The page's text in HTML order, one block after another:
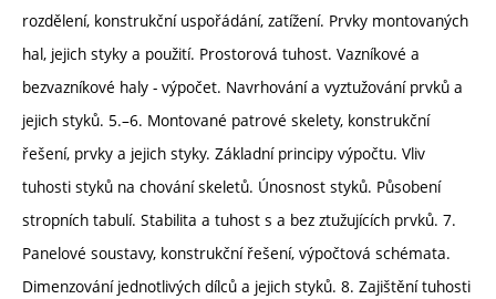
rozdělení, konstrukční uspořádání, zatížení. Prvky montovaných
hal, jejich styky a použití. Prostorová tuhost. Vazníkové a
bezvazníkové haly - výpočet. Navrhování a vyztužování prvků a
jejich styků. 5.–6. Montované patrové skelety, konstrukční
řešení, prvky a jejich styky. Základní principy výpočtu. Vliv
tuhosti styků na chování skeletů. Únosnost styků. Působení
stropních tabulí. Stabilita a tuhost s a bez ztužujících prvků. 7.
Panelové soustavy, konstrukční řešení, výpočtová schémata.
Dimenzování jednotlivých dílců a jejich styků. 8. Zajištění tuhosti